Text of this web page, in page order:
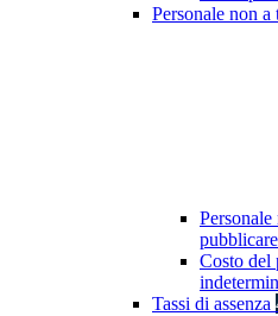
Personale non
Costo del
Tassi di assenza